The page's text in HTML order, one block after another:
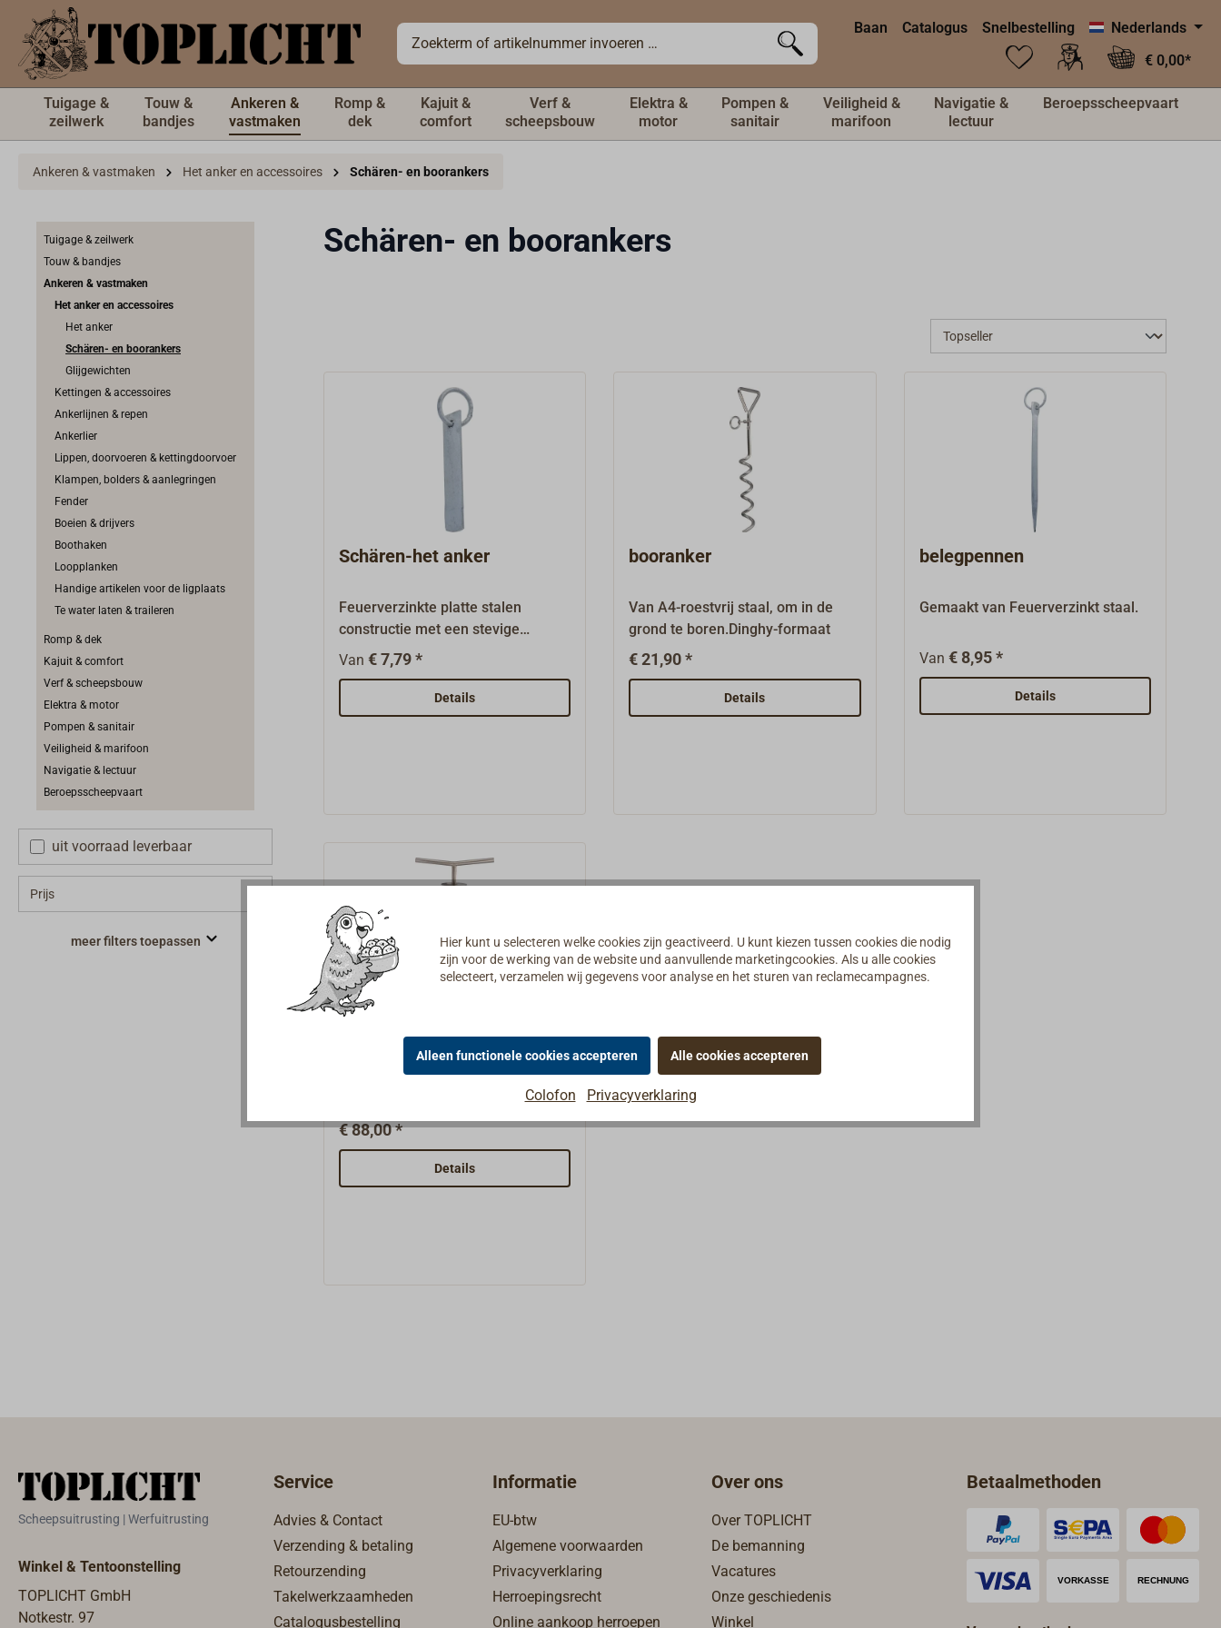
hoofdinhoud Baan Catalogus Snelbestelling
Nederlands
€ 0,00*
Tuigage &
zeilwerk
Touw &
bandjes
Ankeren &
vastmaken
Romp &
dek
Kajuit &
comfort
Verf &
scheepsbouw
Elektra &
motor
Pompen &
sanitair
Veiligheid &
marifoon
Navigatie &
lectuur
Beroepsscheepvaart
Ankeren & vastmaken Het anker en accessoires Schären- en boorankers
Tuigage & zeilwerk
Touw & bandjes
Ankeren & vastmaken
Het anker en accessoires
Het anker
Schären- en boorankers
Glijgewichten
Kettingen & accessoires
Ankerlijnen & repen
Ankerlier
Lippen, doorvoeren & kettingdoorvoer
Klampen, bolders & aanlegringen
Fender
Boeien & drijvers
Boothaken
Loopplanken
Handige artikelen voor de ligplaats
Te water laten & traileren
Romp & dek
Kajuit & comfort
Verf & scheepsbouw
Elektra & motor
Pompen & sanitair
Veiligheid & marifoon
Navigatie & lectuur
Beroepsscheepvaart
uit voorraad leverbaar
Prijs
meer filters toepassen
Schären- en boorankers
Schären-het anker
Feuerverzinkte platte stalen
constructie met een stevige
bevestigingsring. Uitvoering: recht
of hoekig.
Van € 7,79 *
Details
booranker
Van A4-roestvrij staal, om in de
grond te boren.Dinghy-formaat
€ 21,90 *
Details
belegpennen
Gemaakt van Feuerverzinkt staal.
Van € 8,95 *
Details
Van roestvrij staal, zware
materiaal.Het stevige handvat
dient tevens als klamp.
€ 88,00 *
Details
Scheepsuitrusting | Werfuitrusting
Winkel & Tentoonstelling
TOPLICHT GmbH
Notkestr. 97
Service
Advies & Contact
Verzending & betaling
Retourzending
Takelwerkzaamheden
Catalogusbestelling
Informatie
EU-btw
Algemene voorwaarden
Privacyverklaring
Herroepingsrecht
Online aankoop herroepen
Over ons
Over TOPLICHT
De bemanning
Vacatures
Onze geschiedenis
Winkel
Betaalmethoden
Hier kunt u selecteren welke cookies zijn geactiveerd. U kunt kiezen tussen cookies die nodig
zijn voor de werking van de website und aanvullende marketingcookies. Als u alle cookies
selecteert, verzamelen wij gegevens voor analyse en het sturen van reclamecampagnes.
Alleen functionele cookies accepteren Alle cookies accepteren
Colofon Privacyverklaring